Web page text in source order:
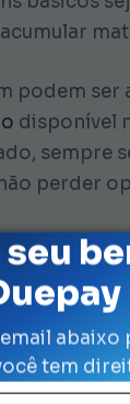
seu
abaixo
tem
podem
disponível
sempre
perder
no
menos,
opções